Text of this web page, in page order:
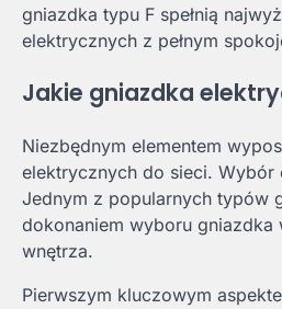
gniazdka typu F spełnią
elektrycznych z pełnym
Jakie gniazdka
Niezbędnym elementem
elektrycznych do sieci. Wybór
Jednym z popularnych typów
dokonaniem wyboru gniazdka
wnętrza.
Pierwszym kluczowym